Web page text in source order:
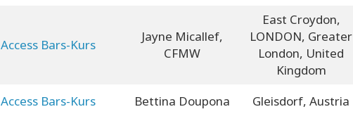
Access Bars-Kurs
Jayne Micallef,
CFMW
East Croydon,
LONDON, Greater
London, United
Kingdom
Access Bars-Kurs Bettina Doupona Gleisdorf, Austria